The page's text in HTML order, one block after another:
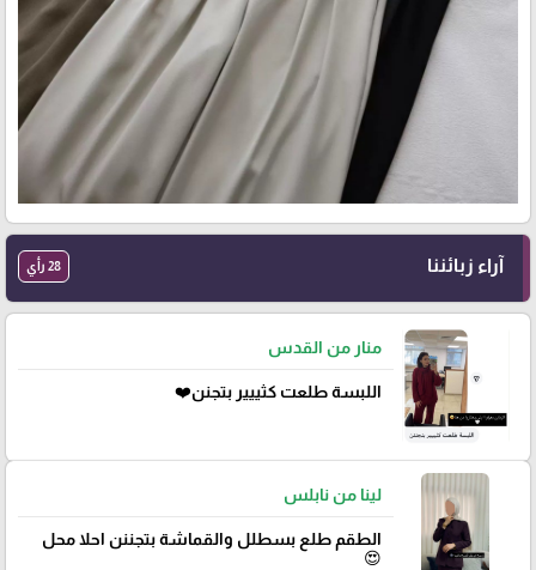
آراء زبائننا 28 رأي
منار من القدس
اللبسة طلعت كثييير بتجنن❤️
لينا من نابلس
الطقم طلع بسطلل والقماشة بتجننن احلا محل
😍